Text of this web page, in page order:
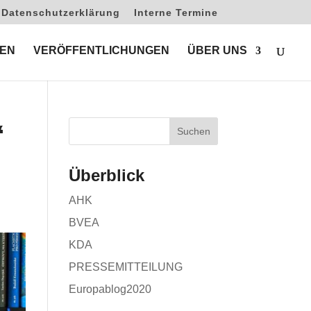
Datenschutzerklärung Interne Termine
VERÖFFENTLICHUNGEN ÜBER UNS
Überblick
AHK
BVEA
KDA
PRESSEMITTEILUNG
Europablog2020